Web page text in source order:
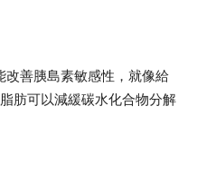
善胰島素敏感性，就像給
肪可以減緩碳水化合物分解